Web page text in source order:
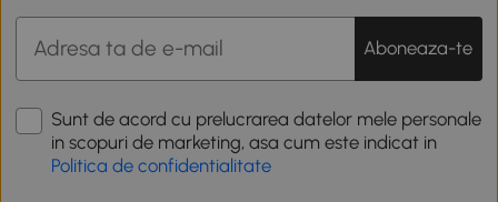
Aboneaza-te
Sunt de acord cu prelucrarea datelor mele personale
in scopuri de marketing, asa cum este indicat in
Politica de confidentialitate